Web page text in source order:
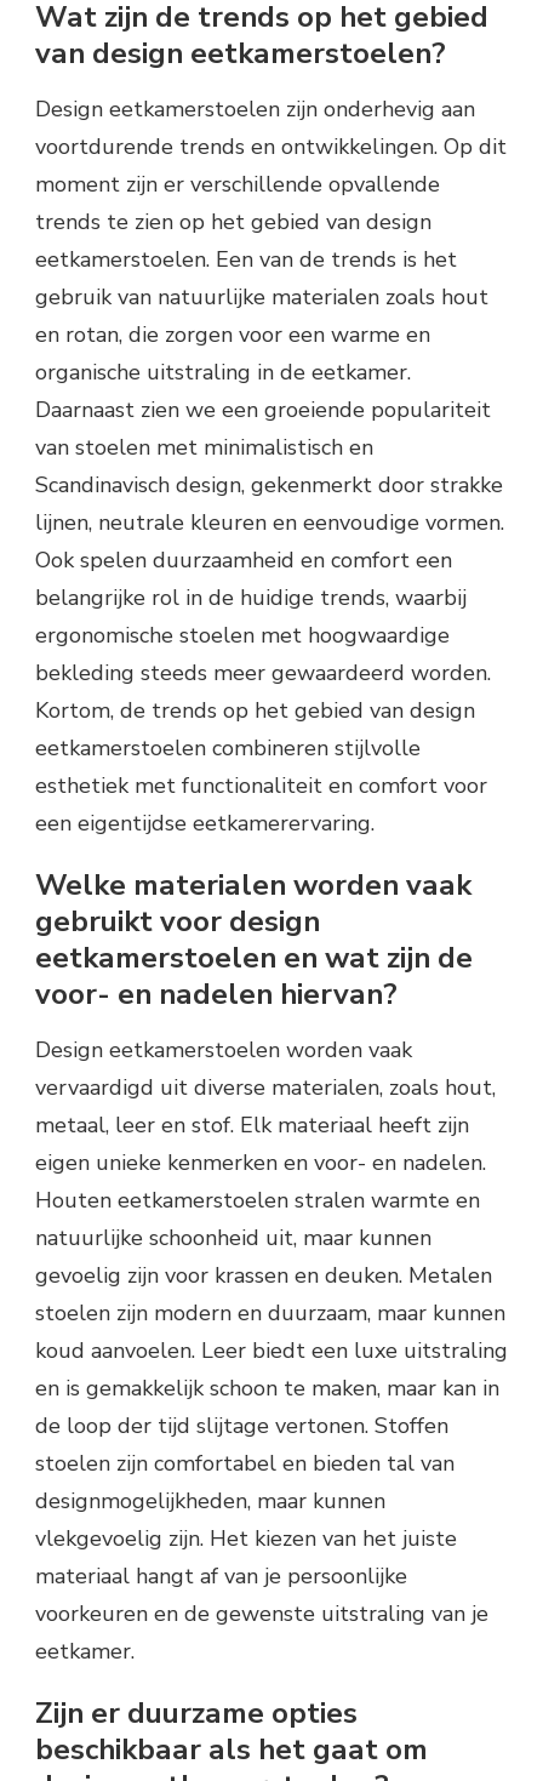
Wat zijn de trends op het gebied
van design eetkamerstoelen?
Design eetkamerstoelen zijn onderhevig aan
voortdurende trends en ontwikkelingen. Op dit
moment zijn er verschillende opvallende
trends te zien op het gebied van design
eetkamerstoelen. Een van de trends is het
gebruik van natuurlijke materialen zoals hout
en rotan, die zorgen voor een warme en
organische uitstraling in de eetkamer.
Daarnaast zien we een groeiende populariteit
van stoelen met minimalistisch en
Scandinavisch design, gekenmerkt door strakke
lijnen, neutrale kleuren en eenvoudige vormen.
Ook spelen duurzaamheid en comfort een
belangrijke rol in de huidige trends, waarbij
ergonomische stoelen met hoogwaardige
bekleding steeds meer gewaardeerd worden.
Kortom, de trends op het gebied van design
eetkamerstoelen combineren stijlvolle
esthetiek met functionaliteit en comfort voor
een eigentijdse eetkamerervaring.
Welke materialen worden vaak
gebruikt voor design
eetkamerstoelen en wat zijn de
voor- en nadelen hiervan?
Design eetkamerstoelen worden vaak
vervaardigd uit diverse materialen, zoals hout,
metaal, leer en stof. Elk materiaal heeft zijn
eigen unieke kenmerken en voor- en nadelen.
Houten eetkamerstoelen stralen warmte en
natuurlijke schoonheid uit, maar kunnen
gevoelig zijn voor krassen en deuken. Metalen
stoelen zijn modern en duurzaam, maar kunnen
koud aanvoelen. Leer biedt een luxe uitstraling
en is gemakkelijk schoon te maken, maar kan in
de loop der tijd slijtage vertonen. Stoffen
stoelen zijn comfortabel en bieden tal van
designmogelijkheden, maar kunnen
vlekgevoelig zijn. Het kiezen van het juiste
materiaal hangt af van je persoonlijke
voorkeuren en de gewenste uitstraling van je
eetkamer.
Zijn er duurzame opties
beschikbaar als het gaat om